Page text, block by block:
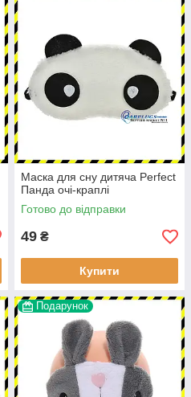
Маска для сну дитяча Perfect
Панда очі-краплі
Готово до відправки
49 ₴
Купити
Подарунок